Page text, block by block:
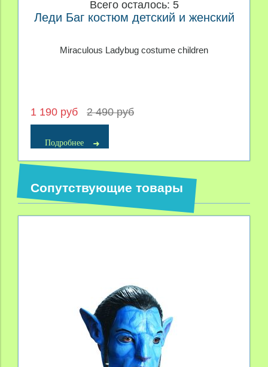
Всего осталось: 5
Леди Баг костюм детский и женский
Miraculous Ladybug costume children
1 190 руб 2 490 руб
Подробнее
Сопутствующие товары